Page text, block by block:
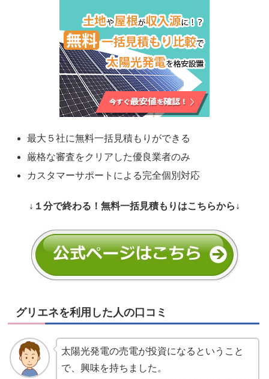
最大５社に無料一括見積もりができる
厳格な審査をクリアした優良業者のみ
カスタマーサポートによる完全個別対応
↓１分で終わる！無料一括見積もりはこちらから↓
グリエネを利用した人の口コミ
太陽光発電の売電が投資になるということ
で、興味を持ちました。